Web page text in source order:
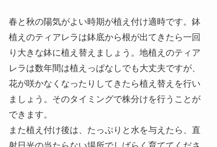
春と秋の陽気がよい時期が植え付け適時です。鉢
植えのティアレラは鉢底から根が出てきたら一回
り大きな鉢に植え替えましょう。地植えのティア
レラは数年間は植えっぱなしでも大丈夫ですが、
花が咲かなくなったりしてきたら植え替えを行い
ましょう。そのタイミングで株分けを行うことが
できます。
また植え付け後は、たっぷりと水を与えたら、直